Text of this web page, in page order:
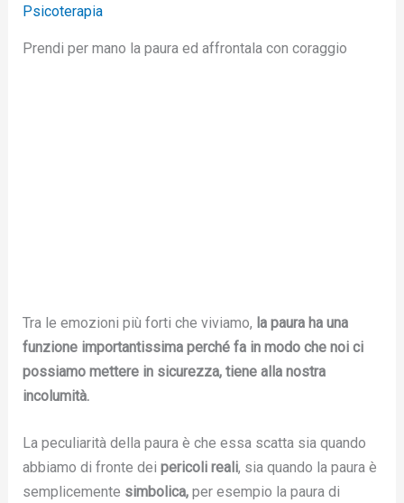
Psicoterapia
Prendi per mano la paura ed affrontala con coraggio
Tra le emozioni più forti che viviamo, la paura ha una
funzione importantissima perché fa in modo che noi ci
possiamo mettere in sicurezza, tiene alla nostra
incolumità.
La peculiarità della paura è che essa scatta sia quando
abbiamo di fronte dei pericoli reali, sia quando la paura è
semplicemente simbolica,per esempio la paura di